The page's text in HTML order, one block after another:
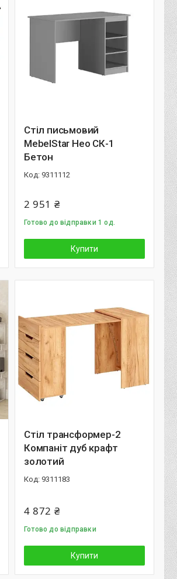
Стіл письмовий
MebelStar Нео СК-1
Бетон
9311112
2 951 ₴
Готово до відправки 1 од.
Купити
Стіл трансформер-2
Компаніт дуб крафт
золотий
9311183
4 872 ₴
Готово до відправки
Купити